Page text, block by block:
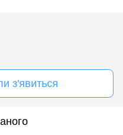
з'явиться